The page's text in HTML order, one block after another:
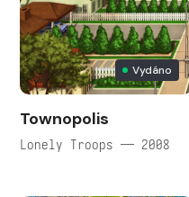
Vydáno
Townopolis
Lonely Troops — 2008